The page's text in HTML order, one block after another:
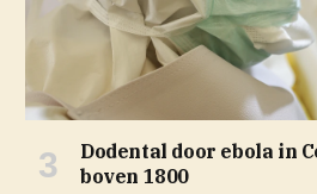
Dodental door ebola in
boven 1800